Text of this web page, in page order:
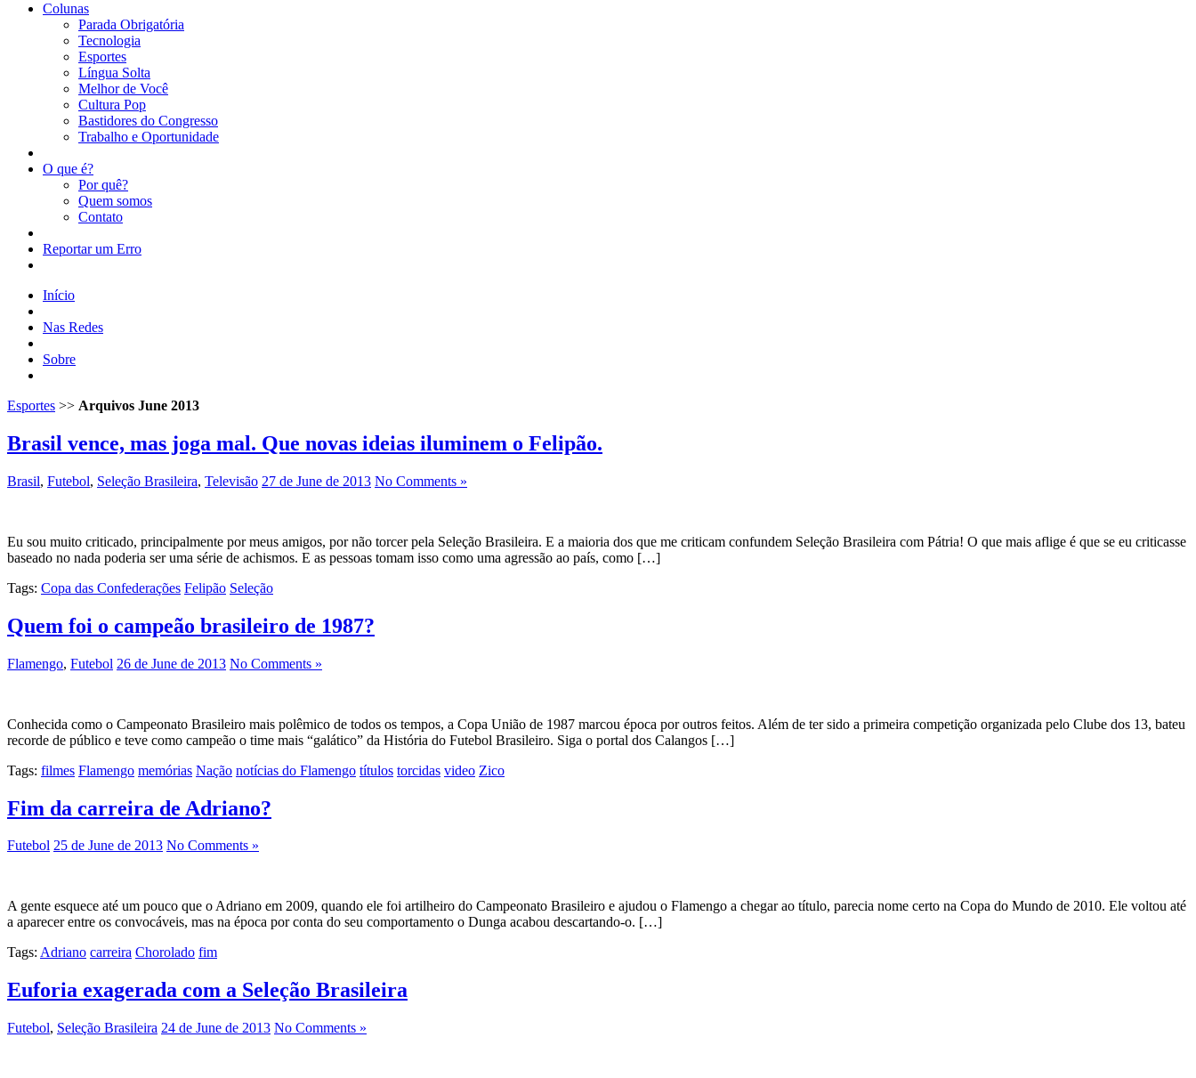
Colunas
Parada Obrigatória
Tecnologia
Esportes
Língua Solta
Melhor de Você
Cultura Pop
Bastidores do Congresso
Trabalho e Oportunidade
O que é?
Por quê?
Quem somos
Contato
Reportar um Erro
Início
Nas Redes
Sobre
Esportes >> Arquivos June 2013
Brasil vence, mas joga mal. Que novas ideias iluminem o Felipão.
Brasil, Futebol, Seleção Brasileira, Televisão 27 de June de 2013 No Comments »
Eu sou muito criticado, principalmente por meus amigos, por não torcer pela Seleção Brasileira. E a maioria dos que me criticam confundem Seleção Brasileira com Pátria! O que mais aflige é que se eu criticasse
baseado no nada poderia ser uma série de achismos. E as pessoas tomam isso como uma agressão ao país, como […]
Tags: Copa das Confederações Felipão Seleção
Quem foi o campeão brasileiro de 1987?
Flamengo, Futebol 26 de June de 2013 No Comments »
Conhecida como o Campeonato Brasileiro mais polêmico de todos os tempos, a Copa União de 1987 marcou época por outros feitos. Além de ter sido a primeira competição organizada pelo Clube dos 13, bateu
recorde de público e teve como campeão o time mais “galático” da História do Futebol Brasileiro. Siga o portal dos Calangos […]
Tags: filmes Flamengo memórias Nação notícias do Flamengo títulos torcidas video Zico
Fim da carreira de Adriano?
Futebol 25 de June de 2013 No Comments »
A gente esquece até um pouco que o Adriano em 2009, quando ele foi artilheiro do Campeonato Brasileiro e ajudou o Flamengo a chegar ao título, parecia nome certo na Copa do Mundo de 2010. Ele voltou até
a aparecer entre os convocáveis, mas na época por conta do seu comportamento o Dunga acabou descartando-o. […]
Tags: Adriano carreira Chorolado fim
Euforia exagerada com a Seleção Brasileira
Futebol, Seleção Brasileira 24 de June de 2013 No Comments »